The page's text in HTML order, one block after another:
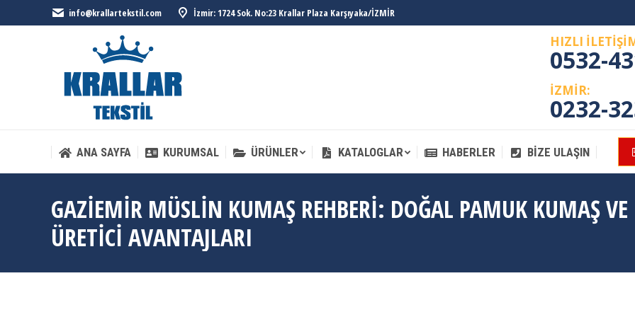
info@krallartekstil.com İzmir: 1724 Sok. No:23 Krallar Plaza Karşıyaka/İZMİR
HIZLI
0532-
İZMİR:
0232-
ANA SAYFA KURUMSAL ÜRÜNLER KATALOGLAR HABERLER BIZE ULAŞIN
GAZIEMIR MÜSLIN KUMAŞ REHBERI: DOĞAL PAMUK KUMAŞ VE
ÜRETICI AVANTAJLARI
ANA SAYFA KURUMSAL ÜRÜNLER KATALOGLAR HABERLER BIZE ULAŞIN